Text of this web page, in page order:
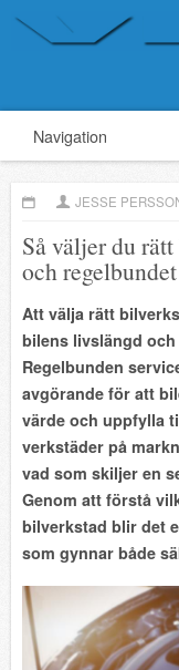
Navigation
JESSE
Så väljer du
och
Att välja rätt
bilens livslängd
Regelbunden
avgörande för att
värde och uppfylla
verkstäder på
vad som skiljer en
Genom att förstå
bilverkstad blir det
som gynnar både